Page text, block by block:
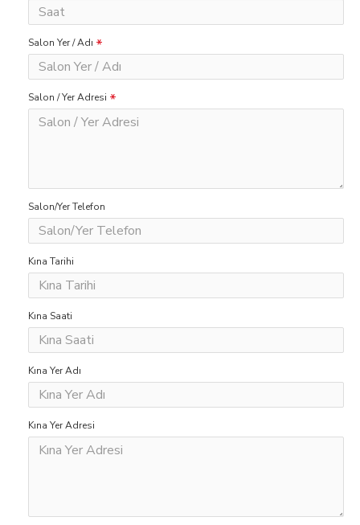
Salon Yer / Adı
Salon / Yer Adresi
Salon/Yer Telefon
Kına Tarihi
Kına Saati
Kına Yer Adı
Kına Yer Adresi